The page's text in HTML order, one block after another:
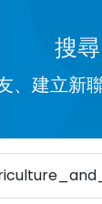
搜尋
、建立新